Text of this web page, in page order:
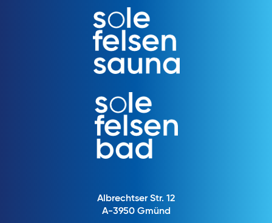
Albrechtser Str. 12
A-3950 Gmünd